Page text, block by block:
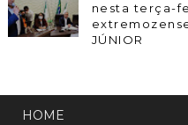
nesta terça-
JÚNIOR
HOME